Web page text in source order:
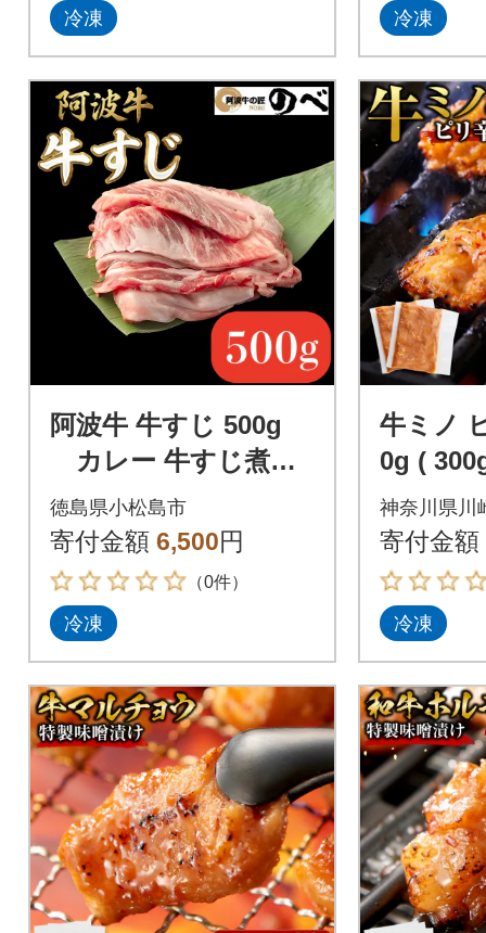
冷凍 冷凍
阿波牛 牛すじ 500g
カレー 牛すじ煮込
み おでん 料理 国産
ぎゅうすじ
徳島県小松島市
寄付金額 6,500円
（0件）
冷凍
牛ミノ
0g (
神奈川県川
寄付金額
冷凍